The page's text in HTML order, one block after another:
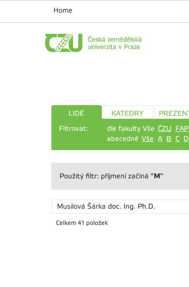
Home
LIDÉ KATEDRY
Filtrovat:
dle fakulty Vše ČZU
abecedně Vše A B C D
Použitý filtr: příjmení začíná "M"
Musilová Šárka doc. Ing. Ph.D.
Celkem 41 položek